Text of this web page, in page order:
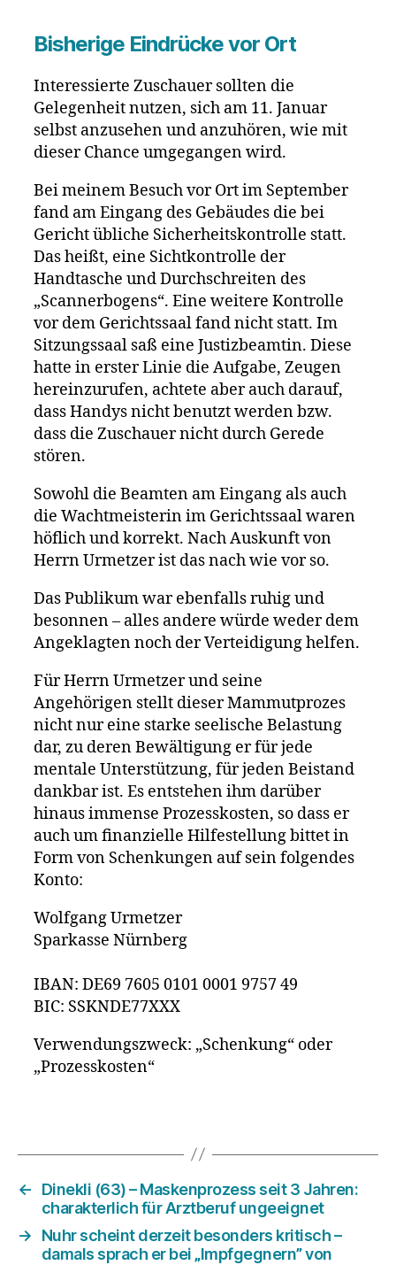
Bisherige Eindrücke vor Ort
Interessierte Zuschauer sollten die
Gelegenheit nutzen, sich am 11. Januar
selbst anzusehen und anzuhören, wie mit
dieser Chance umgegangen wird.
Bei meinem Besuch vor Ort im September
fand am Eingang des Gebäudes die bei
Gericht übliche Sicherheitskontrolle statt.
Das heißt, eine Sichtkontrolle der
Handtasche und Durchschreiten des
„Scannerbogens“. Eine weitere Kontrolle
vor dem Gerichtssaal fand nicht statt. Im
Sitzungssaal saß eine Justizbeamtin. Diese
hatte in erster Linie die Aufgabe, Zeugen
hereinzurufen, achtete aber auch darauf,
dass Handys nicht benutzt werden bzw.
dass die Zuschauer nicht durch Gerede
stören.
Sowohl die Beamten am Eingang als auch
die Wachtmeisterin im Gerichtssaal waren
höflich und korrekt. Nach Auskunft von
Herrn Urmetzer ist das nach wie vor so.
Das Publikum war ebenfalls ruhig und
besonnen – alles andere würde weder dem
Angeklagten noch der Verteidigung helfen.
Für Herrn Urmetzer und seine
Angehörigen stellt dieser Mammutprozes
nicht nur eine starke seelische Belastung
dar, zu deren Bewältigung er für jede
mentale Unterstützung, für jeden Beistand
dankbar ist. Es entstehen ihm darüber
hinaus immense Prozesskosten, so dass er
auch um finanzielle Hilfestellung bittet in
Form von Schenkungen auf sein folgendes
Konto:
Wolfgang Urmetzer
Sparkasse Nürnberg
IBAN: DE69 7605 0101 0001 9757 49
BIC: SSKNDE77XXX
Verwendungszweck: „Schenkung“ oder
„Prozesskosten“
←
Dinekli (63) – Maskenprozess seit 3 Jahren:
charakterlich für Arztberuf ungeeignet
→
Nuhr scheint derzeit besonders kritisch –
damals sprach er bei „Impfgegnern” von